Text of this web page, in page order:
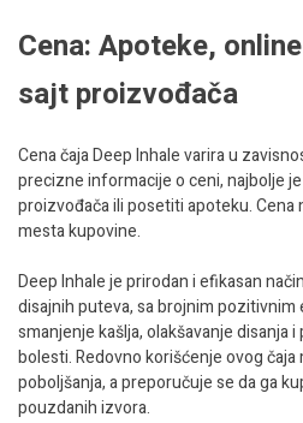
Cena: Apoteke,
sajt proizvođača
Cena čaja Deep Inhale varira u
precizne informacije o ceni, najbolje
proizvođača ili posetiti apoteku. Cena
mesta kupovine.
Deep Inhale je prirodan i efikasan
disajnih puteva, sa brojnim
smanjenje kašlja, olakšavanje disanja
bolesti. Redovno korišćenje ovog
poboljšanja, a preporučuje se da ga
pouzdanih izvora.